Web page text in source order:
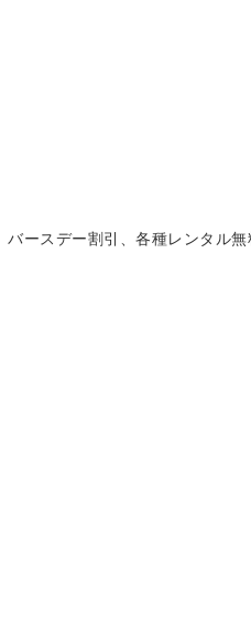
バースデー割引 各種レンタル無